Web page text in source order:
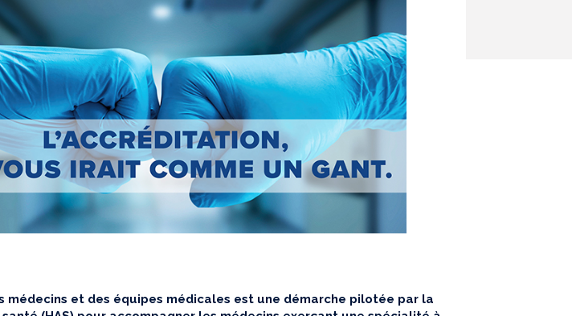
médecins et des équipes médicales est une démarche pilotée par la